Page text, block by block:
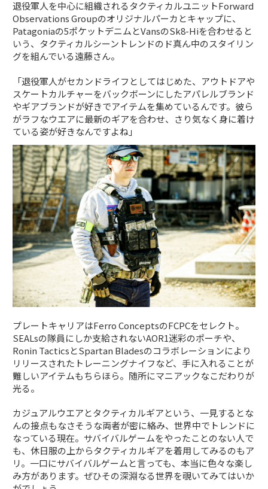
退役軍人を中心に組織されるタクティカルユニットForward
Observations Groupのオリジナルパーカとキャップに、
Patagoniaの5ポケットデニムとVansのSk8-Hiを合わせると
いう、タクティカルシーントレンドのド真ん中のスタイリン
グを組んでいる遠藤さん。
「退役軍人がセカンドライフとしてはじめた、アウトドアや
スケートカルチャーをバックボーンにしたアパレルブランド
やギアブランドが好きでアイテムを集めているんです。彼ら
がラフなウエアに最新のギアを合わせ、さり気なく身に着け
ている姿が好きなんですよね」
プレートキャリアはFerro ConceptsのFCPCをセレクト。
SEALsの隊員にしか支給されないAOR1迷彩のポーチや、
Ronin TacticsとSpartan Bladesのコラボレーションにより
リリースされたトレーニングナイフなど、手に入れることが
難しいアイテムもちらほら。随所にマニアックなこだわりが
光る。
カジュアルウエアとタクティカルギアという、一見するとな
んの接点もなさそうな両者が密に絡み、世界中でトレンドに
なっている現在。サバイバルゲームをやったことのない人で
も、休日服の上からタクティカルギアを着用してみるのもア
リ。一口にサバイバルゲームと言っても、本当に色々な楽し
み方があります。ぜひその深淵なる世界を覗いてみてはいか